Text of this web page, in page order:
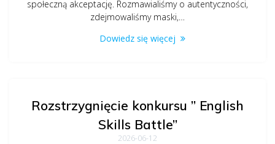
społeczną akceptację. Rozmawialiśmy o autentyczności,
zdejmowaliśmy maski,…
Dowiedz się więcej
Rozstrzygnięcie konkursu ” English
Skills Battle”
2026-06-12